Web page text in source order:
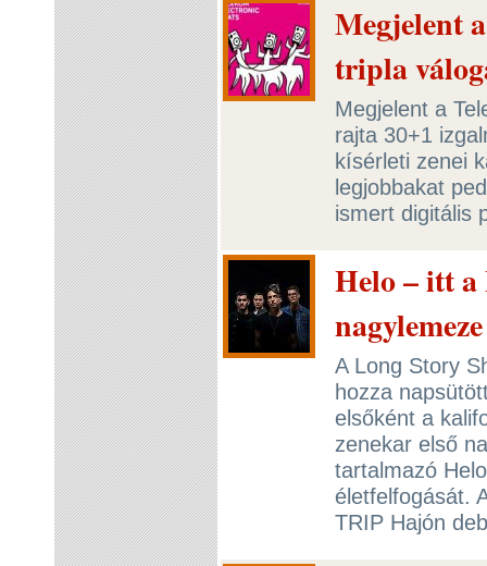
Megjelent
tripla
Megjelent a
rajta 30+1
kísérleti zenei
legjobbakat
ismert digitális
Helo – itt
nagylemeze
A Long Story
hozza
elsőként a
zenekar első
tartalmazó
életfelfogását.
TRIP Hajón